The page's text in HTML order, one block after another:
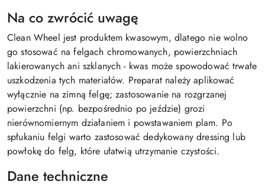
Na co zwrócić uwagę
Clean Wheel jest produktem kwasowym, dlatego nie wolno
go stosować na felgach chromowanych, powierzchniach
lakierowanych ani szklanych - kwas może spowodować trwałe
uszkodzenia tych materiałów. Preparat należy aplikować
wyłącznie na zimną felgę; zastosowanie na rozgrzanej
powierzchni (np. bezpośrednio po jeździe) grozi
nierównomiernym działaniem i powstawaniem plam. Po
spłukaniu felgi warto zastosować dedykowany dressing lub
powłokę do felg, które ułatwią utrzymanie czystości.
Dane techniczne